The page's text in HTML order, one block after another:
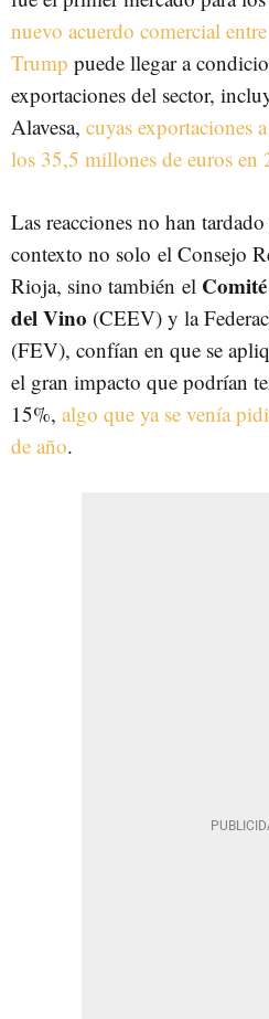
nuevo acuerdo comercial
Trump puede llegar a
exportaciones del sector,
Alavesa, cuyas exportaciones
los 35,5 millones de euros en
Las reacciones no han
contexto no solo el Consejo
Rioja, sino también el
del Vino (CEEV) y la
(FEV), confían en que se
el gran impacto que podrían
15%, algo que ya se venía
de año.